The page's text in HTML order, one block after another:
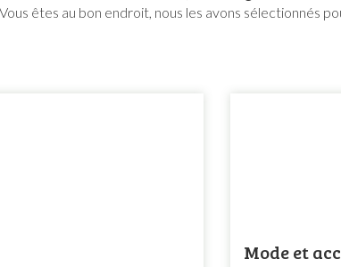
êtes au bon endroit, nous les avons sélectionnés
Mode et